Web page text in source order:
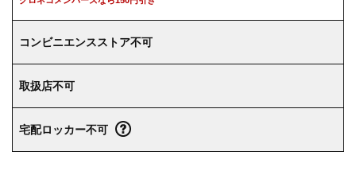
コンビニエンスストア不可
取扱店不可
宅配ロッカー不可